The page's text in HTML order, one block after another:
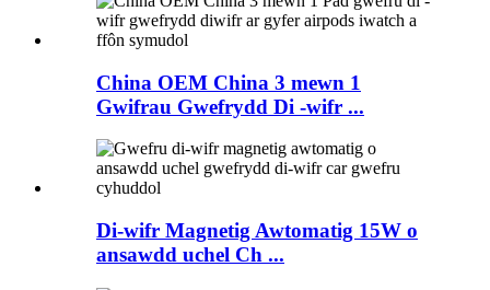
China OEM China 3 mewn 1
Gwifrau Gwefrydd Di -wifr ...
Di-wifr Magnetig Awtomatig 15W o
ansawdd uchel Ch ...